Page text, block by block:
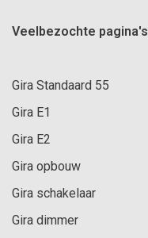
Veelbezochte pagina's
Gira Standaard 55
Gira E1
Gira E2
Gira opbouw
Gira schakelaar
Gira dimmer